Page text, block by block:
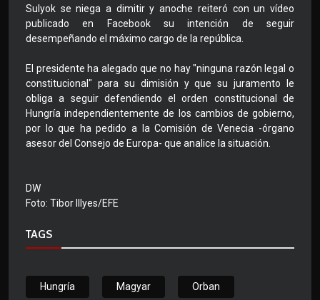
Sulyok se niega a dimitir y anoche reiteró con un vídeo
publicado en Facebook su intención de seguir
desempeñando el máximo cargo de la república.
El presidente ha alegado que no hay "ninguna razón legal o
constitucional" para su dimisión y que su juramento le
obliga a seguir defendiendo el orden constitucional de
Hungría independientemente de los cambios de gobierno,
por lo que ha pedido a la Comisión de Venecia -órgano
asesor del Consejo de Europa- que analice la situación.
DW
Foto: Tibor Illyes/EFE
TAGS
Hungría Magyar Orban